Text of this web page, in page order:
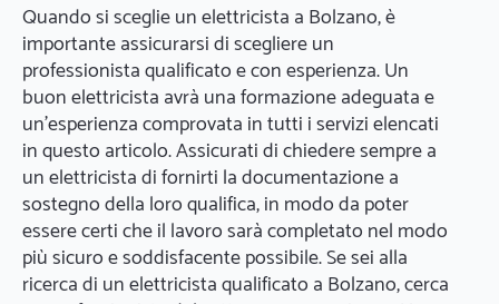
Quando si sceglie un elettricista a Bolzano, è
importante assicurarsi di scegliere un
professionista qualificato e con esperienza. Un
buon elettricista avrà una formazione adeguata e
un'esperienza comprovata in tutti i servizi elencati
in questo articolo. Assicurati di chiedere sempre a
un elettricista di fornirti la documentazione a
sostegno della loro qualifica, in modo da poter
essere certi che il lavoro sarà completato nel modo
più sicuro e soddisfacente possibile. Se sei alla
ricerca di un elettricista qualificato a Bolzano, cerca